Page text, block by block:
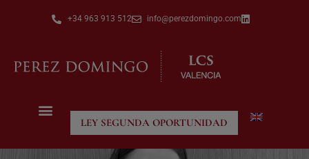
+34 963 913 512 info@perezdomingo.com
LEY SEGUNDA OPORTUNIDAD